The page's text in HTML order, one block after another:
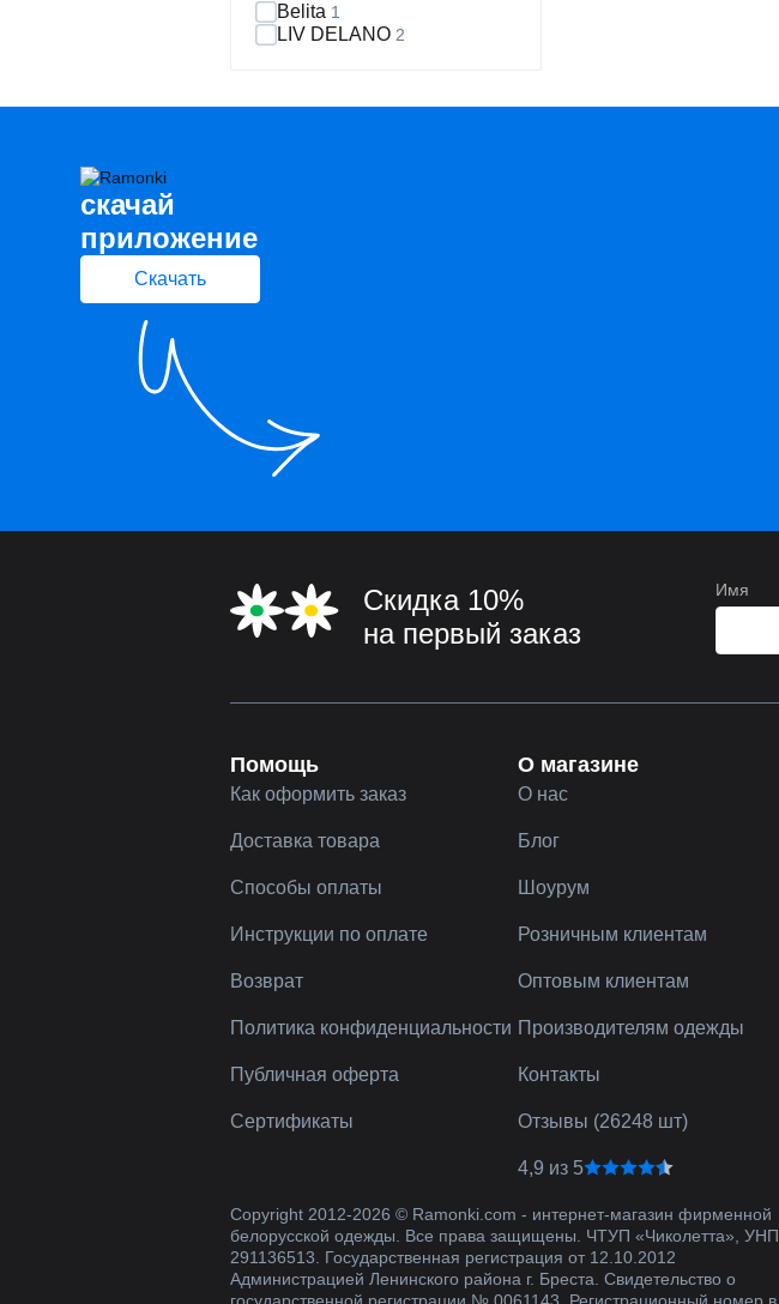
Belita 1
LIV DELANO 2
cкачай
приложение
Скачать
Скидка 10%
на первый заказ
Имя
Помощь
Как оформить заказ
Доставка товара
Способы оплаты
Инструкции по оплате
Возврат
Политика конфиденциальности
Публичная оферта
Сертификаты
О магазине
О нас
Блог
Шоурум
Розничным клиентам
Оптовым клиентам
Производителям одежды
Контакты
Отзывы (26248 шт)
4,9 из 5
Copyright 2012-2026 © Ramonki.com - интернет-магазин фирменной
белорусской одежды. Все права защищены. ЧТУП «Чиколетта», УНП
291136513. Государственная регистрация от 12.10.2012
Администрацией Ленинского района г. Бреста. Свидетельство о